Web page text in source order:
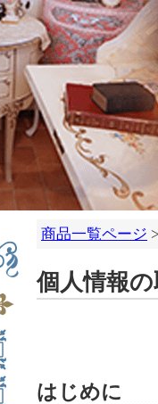
商品一覧ページ
個人情報
はじめに